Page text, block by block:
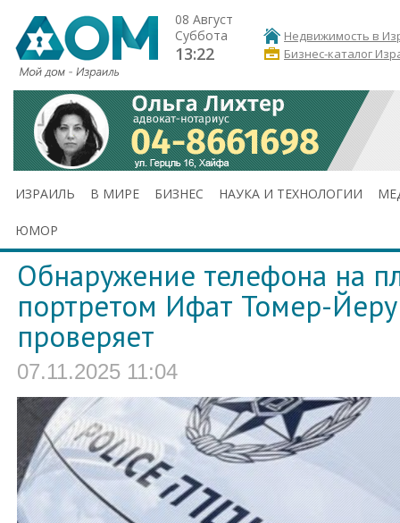
08 Август
Суббота
13:22
Недвижимость в
Бизнес-каталог
ИЗРАИЛЬ В МИРЕ БИЗНЕС НАУКА И ТЕХНОЛОГИИ
ЮМОР
Обнаружение телефона на
портретом Ифат Томер-
проверяет
07.11.2025 11:04